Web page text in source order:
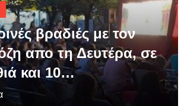
βραδιές με τον
απο τη Δευτέρα, σε
και 10…